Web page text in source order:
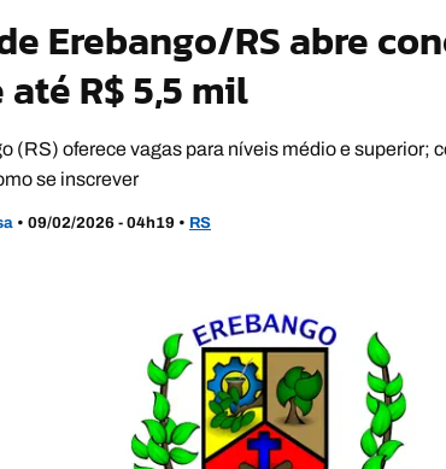
Erebango/RS abre
R$ 5,5 mil
(RS) oferece vagas para níveis médio e superior;
se inscrever
• 09/02/2026 - 04h19 • RS